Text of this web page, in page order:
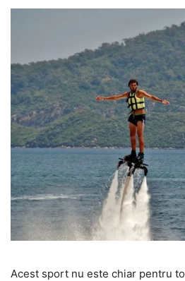
Acest sport nu este chiar pentru